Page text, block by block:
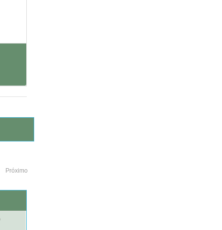
Próximo